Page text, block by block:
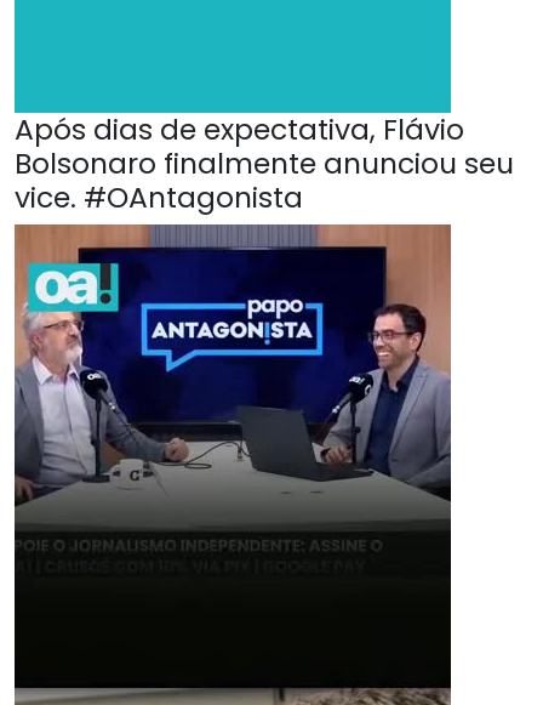
Após dias de expectativa, Flávio
Bolsonaro finalmente anunciou seu
vice. #OAntagonista